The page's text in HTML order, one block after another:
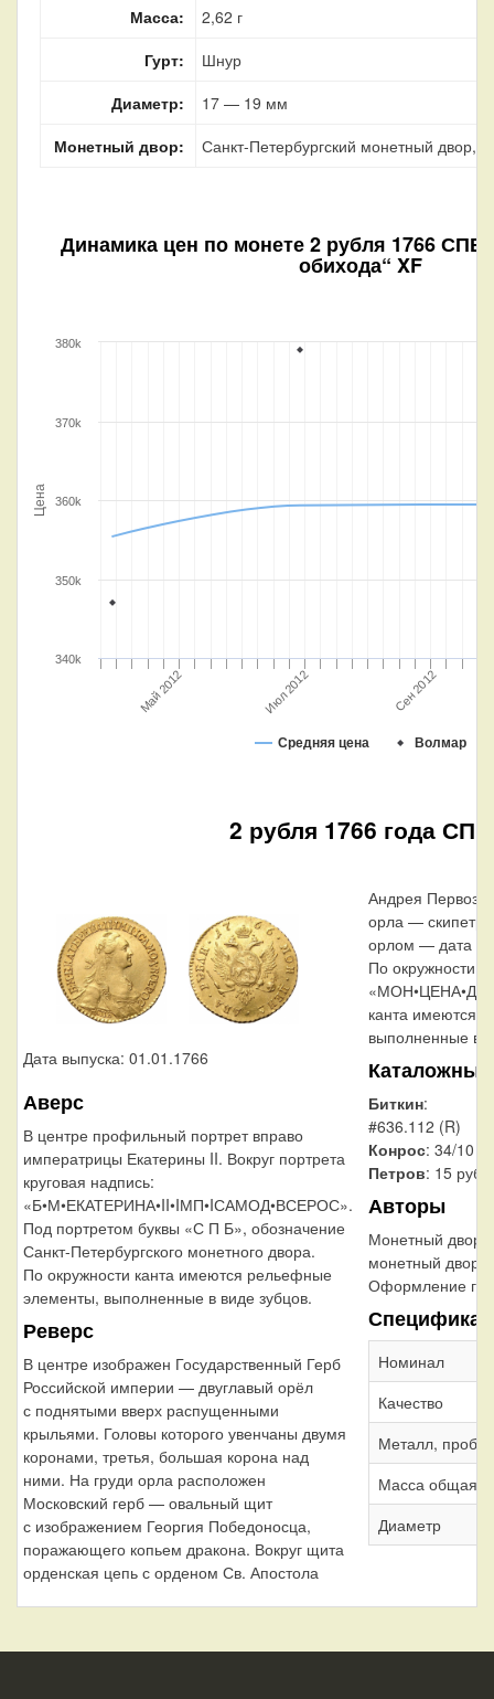
Масса:
2,62 г
Гурт:
Шнур
Диаметр:
17 — 19 мм
Монетный двор:
Санкт-Петербургский монетный двор,
Динамика цен по монете2 рубля 1766 СПБ
обихода“ XF
Цена
Средняя цена Волмар
Май 2012 Июл 2012 Сен 2012
340k
350k
360k
370k
380k
2 рубля 1766 года СПБ
Дата выпуска: 01.01.1766
Аверс
В центре профильный портрет вправо
императрицы Екатерины II. Вокруг портрета
круговая надпись:
«Б•М•ЕКАТЕРИНА•II•IМП•IСАМОД•ВСЕРОС».
Под портретом буквы «С П Б», обозначение
Санкт-Петербургского монетного двора.
По окружности канта имеются рельефные
элементы, выполненные в виде зубцов.
Реверс
В центре изображен Государственный Герб
Российской империи — двуглавый орёл
с поднятыми вверх распущенными
крыльями. Головы которого увенчаны двумя
коронами, третья, большая корона над
ними. На груди орла расположен
Московский герб — овальный щит
с изображением Георгия Победоносца,
поражающего копьем дракона. Вокруг щита
орденская цепь с орденом Св. Апостола
Андрея
орла —
орлом — дата
По окружности,
канта имеются
выполненные в
Биткин:
#636.112 (R)
Конрос: 34/10
Петров: 15
Авторы
Монетный двор:
монетный двор
Оформление
Номинал
Качество
Металл, проба
Масса общая
Диаметр